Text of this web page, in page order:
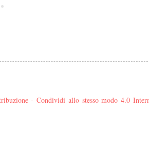
- Condividi allo stesso modo 4.0